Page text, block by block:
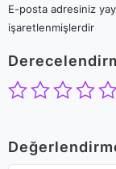
E-posta adresiniz
işaretlenmişlerdir